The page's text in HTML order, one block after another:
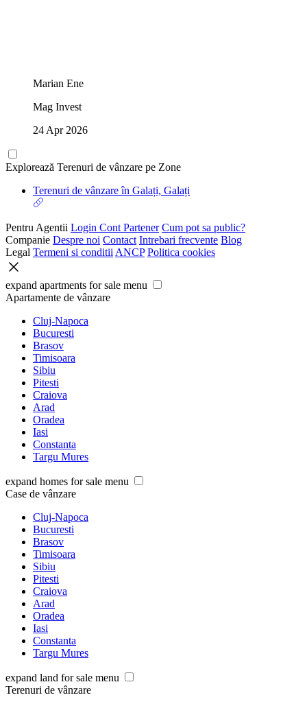
Marian Ene
Mag Invest
24 Apr 2026
Explorează Terenuri de vânzare pe Zone
Terenuri de vânzare în Galați, Galați
Pentru Agentii Login Cont Partener Cum pot sa public?
Companie Despre noi Contact Intrebari frecvente Blog
Legal Termeni si conditii ANCP Politica cookies
expand apartments for sale menu
Apartamente de vânzare
Cluj-Napoca
Bucuresti
Brasov
Timisoara
Sibiu
Pitesti
Craiova
Arad
Oradea
Iasi
Constanta
Targu Mures
expand homes for sale menu
Case de vânzare
Cluj-Napoca
Bucuresti
Brasov
Timisoara
Sibiu
Pitesti
Craiova
Arad
Oradea
Iasi
Constanta
Targu Mures
expand land for sale menu
Terenuri de vânzare